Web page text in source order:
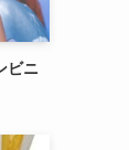
ビニ